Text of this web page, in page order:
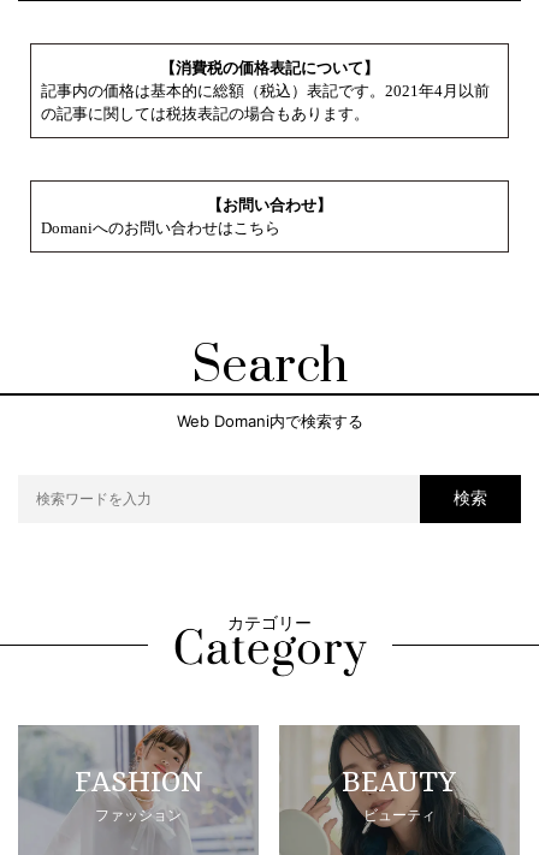
【消費税の価格表記について】
記事内の価格は基本的に総額（税込）表記です。2021年4月以前
の記事に関しては税抜表記の場合もあります。
【お問い合わせ】
Domaniへのお問い合わせはこちら
Search
Web Domani内で検索する
検索
カテゴリー
FASHION
ファッション
BEAUTY
ビューティ